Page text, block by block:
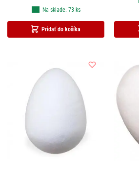
Pridať do košíka
Na sklade: 73 ks